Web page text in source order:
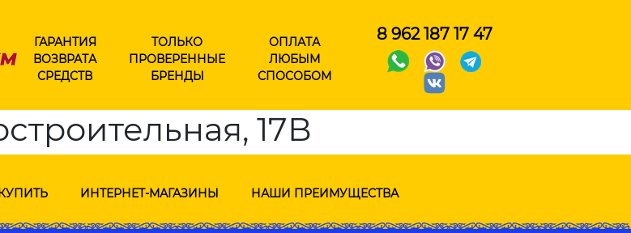
ГАРАНТИЯ
ВОЗВРАТА
СРЕДСТВ
ТОЛЬКО
ПРОВЕРЕННЫЕ
БРЕНДЫ
ОПЛАТА
ЛЮБЫМ
СПОСОБОМ
8 962 187 17 47
17В
ИНТЕРНЕТ-МАГАЗИНЫ НАШИ ПРЕИМУЩЕСТВА